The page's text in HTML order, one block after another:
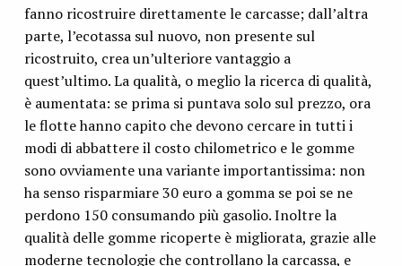
fanno ricostruire direttamente le carcasse; dall’altra
parte, l’ecotassa sul nuovo, non presente sul
ricostruito, crea un’ulteriore vantaggio a
quest’ultimo. La qualità, o meglio la ricerca di qualità,
è aumentata: se prima si puntava solo sul prezzo, ora
le flotte hanno capito che devono cercare in tutti i
modi di abbattere il costo chilometrico e le gomme
sono ovviamente una variante importantissima: non
ha senso risparmiare 30 euro a gomma se poi se ne
perdono 150 consumando più gasolio. Inoltre la
qualità delle gomme ricoperte è migliorata, grazie alle
moderne tecnologie che controllano la carcassa, e